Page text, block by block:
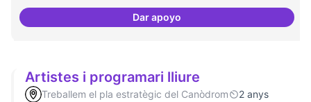
Dar apoyoOferta formativa
Artistes i programari lliure
Treballem el pla estratègic del Canòdrom
2 anys